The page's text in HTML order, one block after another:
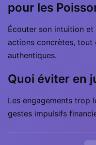
pour les
Écouter son intuition
actions concrètes, tout
authentiques.
Quoi éviter en
Les engagements trop
gestes impulsifs